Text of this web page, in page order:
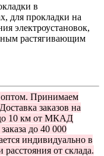
в
для прокладки на
электроустановок,
растягивающим
Принимаем
Доставка заказов на
10 км от МКАД
до 40 000
индивидуально в
расстояния от склада.